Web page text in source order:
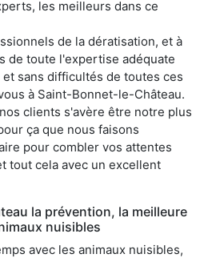
les meilleurs dans ce
de la dératisation, et à
de toute l'expertise adéquate
sans difficultés de toutes ces
à Saint-Bonnet-le-Château.
clients s'avère être notre plus
ça que nous faisons
pour combler vos attentes
tout cela avec un excellent
la prévention, la meilleure
nuisibles
avec les animaux nuisibles,